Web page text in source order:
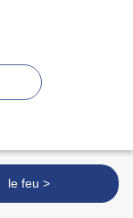
le feu >